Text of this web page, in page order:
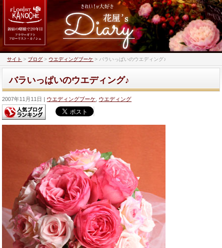
サイト > ブログ > ウエディングブーケ >バラいっぱいのウエディング♪
バラいっぱいのウエディング♪
2007年11月11日 ウエディングブーケ ウエディング